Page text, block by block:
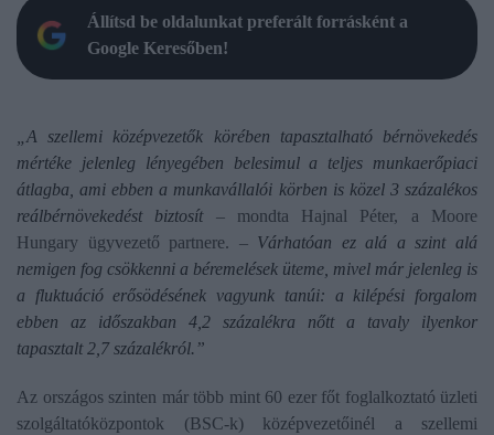
Állítsd be oldalunkat preferált forrásként a
Google Keresőben!
„A szellemi középvezetők körében tapasztalható bérnövekedés
mértéke jelenleg lényegében belesimul a teljes munkaerőpiaci
átlagba, ami ebben a munkavállalói körben is közel 3 százalékos
reálbérnövekedést biztosít– mondta Hajnal Péter, a Moore
Hungary ügyvezető partnere. – Várhatóan ez alá a szint alá
nemigen fog csökkenni a béremelések üteme, mivel már jelenleg is
a fluktuáció erősödésének vagyunk tanúi: a kilépési forgalom
ebben az időszakban 4,2 százalékra nőtt a tavaly ilyenkor
tapasztalt 2,7 százalékról.”
Az országos szinten már több mint 60 ezer főt foglalkoztató üzleti
szolgáltatóközpontok (BSC-k) középvezetőinél a szellemi